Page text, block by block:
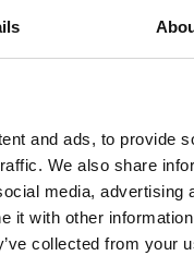
and ads, to provide
We also share
media, advertising
it with other
collected from your